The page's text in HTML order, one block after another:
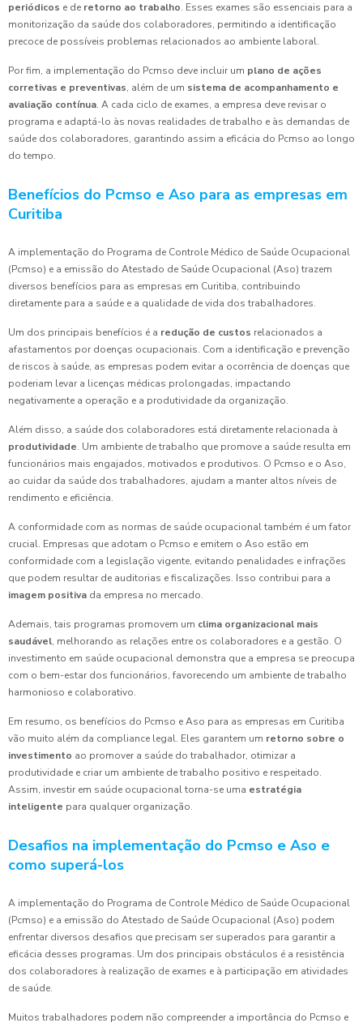
periódicos e de retorno ao trabalho. Esses exames são essenciais para a
monitorização da saúde dos colaboradores, permitindo a identificação
precoce de possíveis problemas relacionados ao ambiente laboral.
Por fim, a implementação do Pcmso deve incluir um plano de ações
corretivas e preventivas, além de um sistema de acompanhamento e
avaliação contínua. A cada ciclo de exames, a empresa deve revisar o
programa e adaptá-lo às novas realidades de trabalho e às demandas de
saúde dos colaboradores, garantindo assim a eficácia do Pcmso ao longo
do tempo.
Benefícios do Pcmso e Aso para as empresas em
Curitiba
A implementação do Programa de Controle Médico de Saúde Ocupacional
(Pcmso) e a emissão do Atestado de Saúde Ocupacional (Aso) trazem
diversos benefícios para as empresas em Curitiba, contribuindo
diretamente para a saúde e a qualidade de vida dos trabalhadores.
Um dos principais benefícios é a redução de custos relacionados a
afastamentos por doenças ocupacionais. Com a identificação e prevenção
de riscos à saúde, as empresas podem evitar a ocorrência de doenças que
poderiam levar a licenças médicas prolongadas, impactando
negativamente a operação e a produtividade da organização.
Além disso, a saúde dos colaboradores está diretamente relacionada à
produtividade. Um ambiente de trabalho que promove a saúde resulta em
funcionários mais engajados, motivados e produtivos. O Pcmso e o Aso,
ao cuidar da saúde dos trabalhadores, ajudam a manter altos níveis de
rendimento e eficiência.
A conformidade com as normas de saúde ocupacional também é um fator
crucial. Empresas que adotam o Pcmso e emitem o Aso estão em
conformidade com a legislação vigente, evitando penalidades e infrações
que podem resultar de auditorias e fiscalizações. Isso contribui para a
imagem positiva da empresa no mercado.
Ademais, tais programas promovem um clima organizacional mais
saudável, melhorando as relações entre os colaboradores e a gestão. O
investimento em saúde ocupacional demonstra que a empresa se preocupa
com o bem-estar dos funcionários, favorecendo um ambiente de trabalho
harmonioso e colaborativo.
Em resumo, os benefícios do Pcmso e Aso para as empresas em Curitiba
vão muito além da compliance legal. Eles garantem um retorno sobre o
investimento ao promover a saúde do trabalhador, otimizar a
produtividade e criar um ambiente de trabalho positivo e respeitado.
Assim, investir em saúde ocupacional torna-se uma estratégia
inteligente para qualquer organização.
Desafios na implementação do Pcmso e Aso e
como superá-los
A implementação do Programa de Controle Médico de Saúde Ocupacional
(Pcmso) e a emissão do Atestado de Saúde Ocupacional (Aso) podem
enfrentar diversos desafios que precisam ser superados para garantir a
eficácia desses programas. Um dos principais obstáculos é a resistência
dos colaboradores à realização de exames e à participação em atividades
de saúde.
Muitos trabalhadores podem não compreender a importância do Pcmso e